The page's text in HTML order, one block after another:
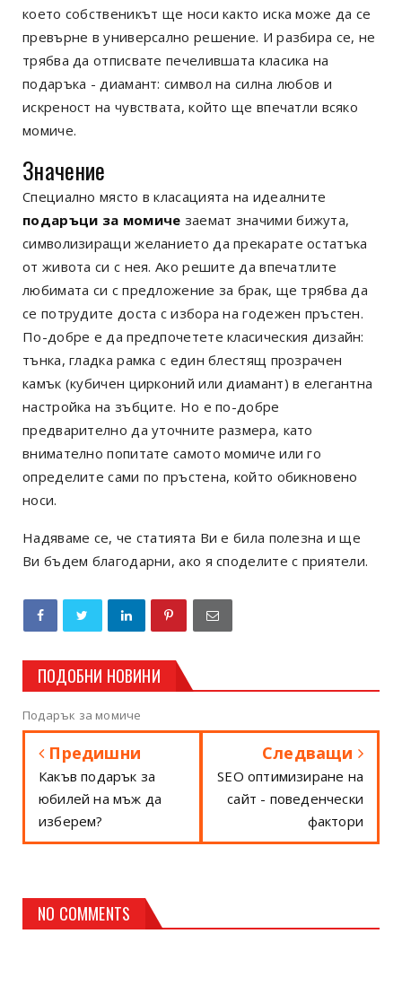
което собственикът ще носи както иска може да се
превърне в универсално решение. И разбира се, не
трябва да отписвате печелившата класика на
подаръка - диамант: символ на силна любов и
искреност на чувствата, който ще впечатли всяко
момиче.
Значение
Специално място в класацията на идеалните
подаръци за момиче заемат значими бижута,
символизиращи желанието да прекарате остатъка
от живота си с нея. Ако решите да впечатлите
любимата си с предложение за брак, ще трябва да
се потрудите доста с избора на годежен пръстен.
По-добре е да предпочетете класическия дизайн:
тънка, гладка рамка с един блестящ прозрачен
камък (кубичен цирконий или диамант) в елегантна
настройка на зъбците. Но е по-добре
предварително да уточните размера, като
внимателно попитате самото момиче или го
определите сами по пръстена, който обикновено
носи.
Надяваме се, че статията Ви е била полезна и ще
Ви бъдем благодарни, ако я споделите с приятели.
ПОДОБНИ НОВИНИ
Подарък за момиче
Предишни
Какъв подарък за
юбилей на мъж да
изберем?
Следващи
SEO оптимизиране на
сайт - поведенчески
фактори
NO COMMENTS